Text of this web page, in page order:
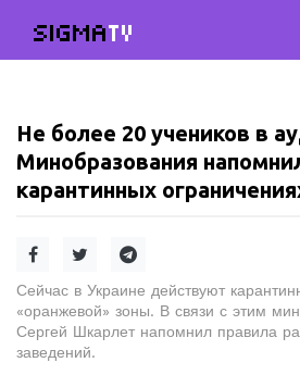
SIGMATV
Не более 20 учеников в
Минобразования
карантинных
Сейчас в Украине действуют
«оранжевой» зоны. В связи с этим
Сергей Шкарлет напомнил правила
заведений.